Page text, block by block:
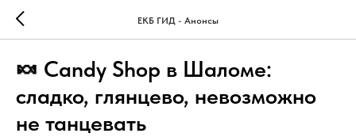
ЕКБ ГИД - Анонсы
🍬 Candy Shop в Шаломе:
сладко, глянцево, невозможно
не танцевать